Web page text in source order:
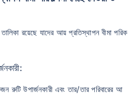
রয়েছে যাদের আয় প্রতিস্থাপন বীমা পরিক
রুটি উপার্জনকারী এবং তার/তার পরিবারের আ